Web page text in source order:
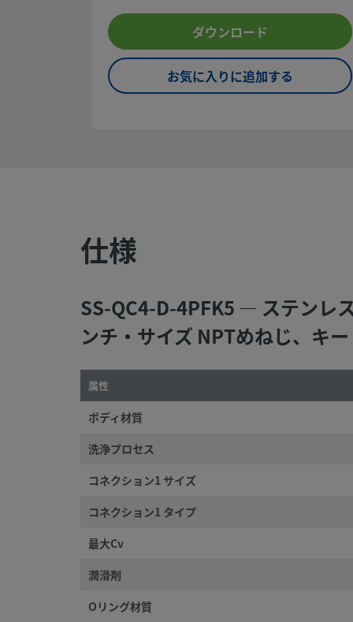
本製品に関するご質問は、担当のスウェージロック指定販
ください。指定販売会社は、投資を最大限に活用するための
と、また、適切な取り付け、操作およびメンテナンスを行う
テム設計者およびユーザーの責任ですので、十分にご注意く
スウェージロック製品、または工業設計規格に準拠し
品（Swagelokチューブ継手エンド・コネクションを含む）
品との混用や互換は絶対に行わないでください。
ダウンロード
お気に入りに追加する
仕様
SS-QC4-D-4PFK5 — ステンレ
ンチ・サイズ NPTめねじ、キー
属性
ボディ材質
洗浄プロセス
コネクション1 サイズ
コネクション1 タイプ
最大Cv
潤滑剤
Oリング材質